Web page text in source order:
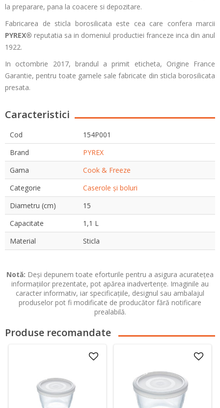
la preparare, pana la coacere si depozitare.
Fabricarea de sticla borosilicata este cea care confera marcii
PYREX® reputatia sa in domeniul productiei franceze inca din anul
1922.
In octombrie 2017, brandul a primit eticheta, Origine France
Garantie, pentru toate gamele sale fabricate din sticla borosilicata
presata.
Caracteristici
Cod
154P001
Brand
PYREX
Gama
Cook & Freeze
Categorie
Caserole și boluri
Diametru (cm)
15
Capacitate
1,1 L
Material
Sticla
Notă: Deși depunem toate eforturile pentru a asigura acuratețea
informațiilor prezentate, pot apărea inadvertențe. Imaginile au
caracter informativ, iar specificațiile, designul sau ambalajul
produselor pot fi modificate de producător fără notificare
prealabilă.
Produse recomandate